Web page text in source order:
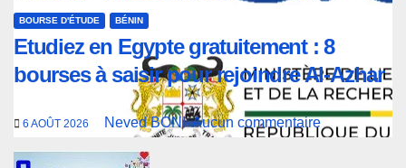
BOURSE D'ÉTUDE BÉNIN
Etudiez en Egypte gratuitement : 8
bourses à saisir pour rejoindre Al-Azhar
6 AOÛT 2026 Neved BONIAucun commentaire